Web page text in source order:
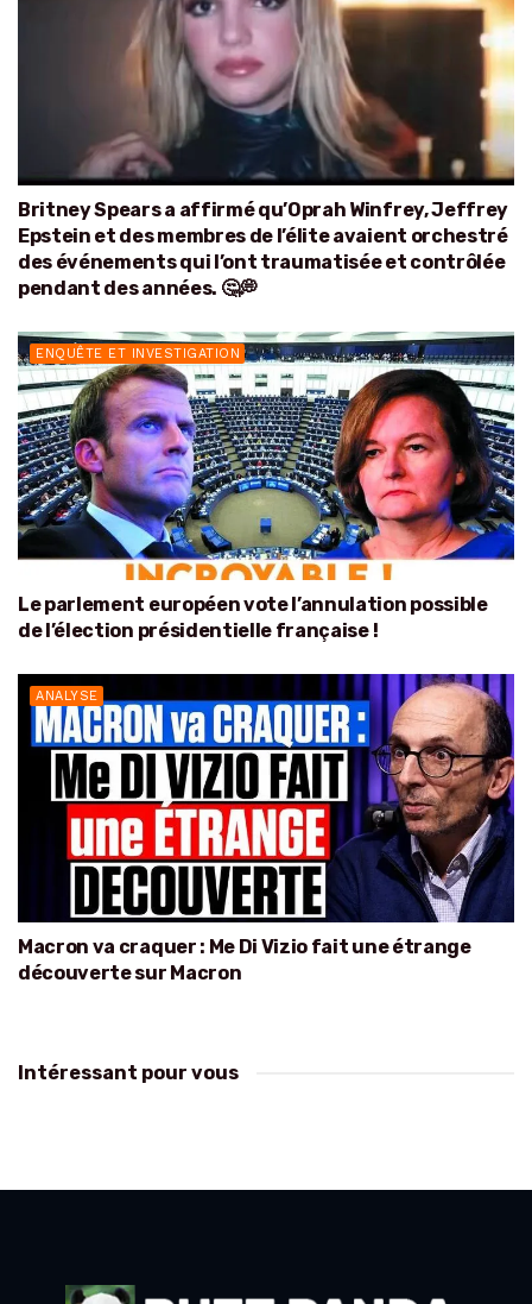
Britney Spears a affirmé qu’Oprah Winfrey, Jeffrey
Epstein et des membres de l’élite avaient orchestré
des événements qui l’ont traumatisée et contrôlée
pendant des années. 🤔💭
ENQUÊTE ET INVESTIGATION
Le parlement européen vote l’annulation possible
de l’élection présidentielle française !
ANALYSE
Macron va craquer : Me Di Vizio fait une étrange
découverte sur Macron
Intéressant pour vous